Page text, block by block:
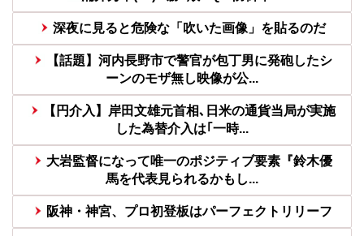
深夜に見ると危険な「吹いた画像」を貼るのだ
【話題】河内長野市で警官が包丁男に発砲したシ
ーンのモザ無し映像が公...
【円介入】岸田文雄元首相､日米の通貨当局が実施
した為替介入は｢一時...
大岩監督になって唯一のポジティブ要素『鈴木優
馬を代表見られるかもし...
阪神・神宮、プロ初登板はパーフェクトリリーフ